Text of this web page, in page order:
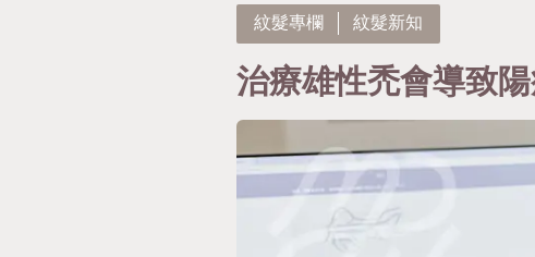
紋髮專欄 紋髮新知
治療雄性禿會導致